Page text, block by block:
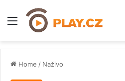
Menu
Home / Naživo